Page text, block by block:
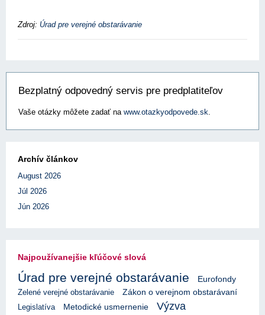
Zdroj: Úrad pre verejné obstarávanie
Bezplatný odpovedný servis pre predplatiteľov
Vaše otázky môžete zadať na www.otazkyodpovede.sk
Archív článkov
August 2026
Júl 2026
Jún 2026
Najpoužívanejšie kľúčové slová
Úrad pre verejné obstarávanie Eurofondy
Zelené verejné obstarávanie
Zákon o verejnom obstarávaní
Legislatíva
Metodické usmernenie Výzva